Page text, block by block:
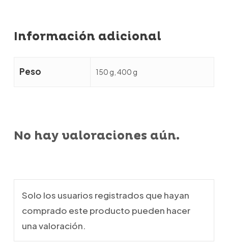
Información adicional
Peso 150 g, 400 g
No hay valoraciones aún.
Solo los usuarios registrados que hayan
comprado este producto pueden hacer
una valoración.